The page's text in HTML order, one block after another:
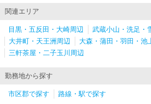
関連エリア
目黒・五反田・大崎周辺
武蔵小山・洗足・
大井町・天王洲周辺
大森・蒲田・羽田・池
三軒茶屋・二子玉川周辺
勤務地から探す
市区郡で探す 路線・駅で探す